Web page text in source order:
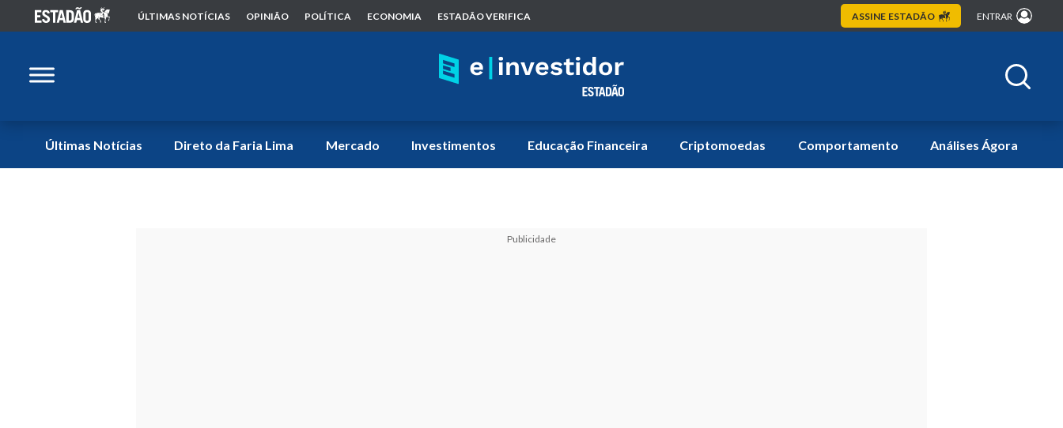
ÚLTIMAS NOTÍCIAS OPINIÃO POLÍTICA ECONOMIA ESTADÃO VERIFICA ASSINE ESTADÃO ENTRAR
Últimas Notícias Direto da Faria Lima Mercado Investimentos Educação Financeira Criptomoedas Comportamento Análises Ágora
Publicidade